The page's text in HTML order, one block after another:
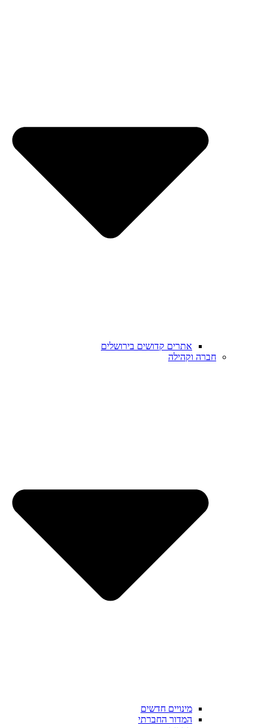
אתרים קדושים בירושלים
חברה וקהילה
מינויים חדשים
המדור החברתי